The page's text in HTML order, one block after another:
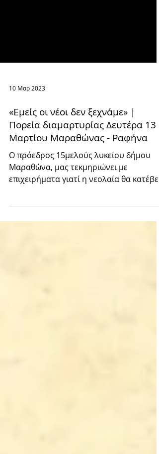
10 Μαρ 2023
«Εμείς οι νέοι δεν ξεχνάμε» |
Πορεία διαμαρτυρίας Δευτέρα 13
Μαρτίου Μαραθώνας - Ραφήνα
Ο πρόεδρος 15μελούς λυκείου δήμου
Μαραθώνα, μας τεκμηριώνει με